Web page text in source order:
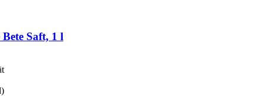
Saft, 1 l